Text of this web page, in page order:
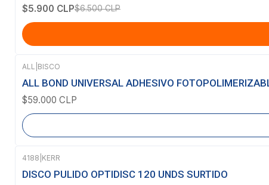
$5.900 CLP$6.500 CLP
Agotado
ALL BISCO
ALL BOND UNIVERSAL ADHESIVO
$59.000 CLP
-12%OFF
4188 KERR
DISCO PULIDO OPTIDISC 120 UNDS SURTIDO